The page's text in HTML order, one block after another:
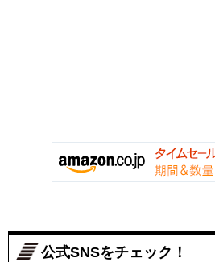
公式SNSをチェック！